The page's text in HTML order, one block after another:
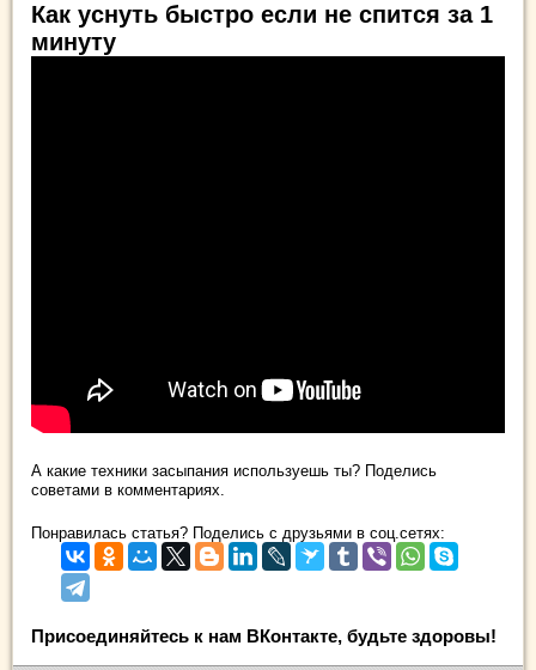
Как уснуть быстро если не спится за 1
минуту
А какие техники засыпания используешь ты? Поделись
советами в комментариях.
Понравилась статья? Поделись с друзьями в соц.сетях:
Присоединяйтесь к нам ВКонтакте, будьте здоровы!